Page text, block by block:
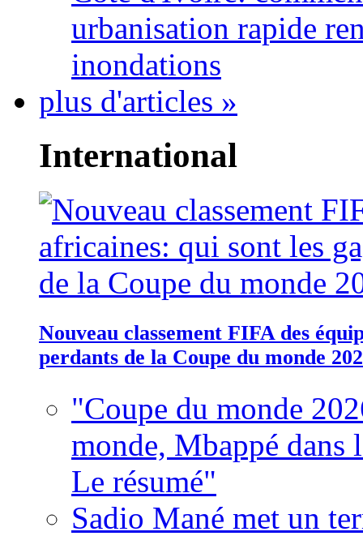
urbanisation rapide
inondations
plus d'articles »
International
Nouveau classement FIFA des
perdants de la Coupe du monde
"Coupe du monde
monde, Mbappé dans
Le résumé"
Sadio Mané met un